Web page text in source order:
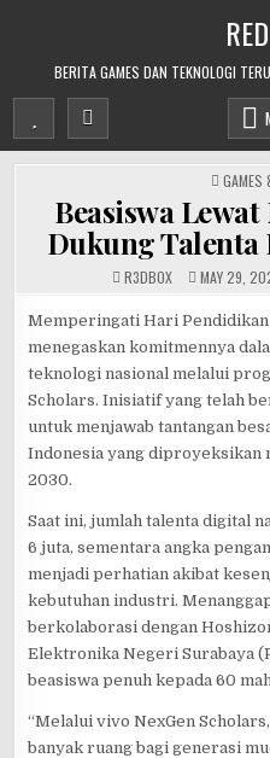
BERITA GAMES DAN TEKNOLOGI
POSTED
IN
GAMES
Beasiswa Lewat
Dukung
R3DB0X MAY 29,
Memperingati Hari
menegaskan komitmennya
teknologi nasional melalui
Scholars. Inisiatif yang telah
untuk menjawab tantangan
Indonesia yang diproyeksikan
2030.
Saat ini, jumlah talenta digital
6 juta, sementara angka
menjadi perhatian akibat
kebutuhan industri.
berkolaborasi dengan
Elektronika Negeri Surabaya
beasiswa penuh kepada 60
“Melalui vivo NexGen
banyak ruang bagi generasi